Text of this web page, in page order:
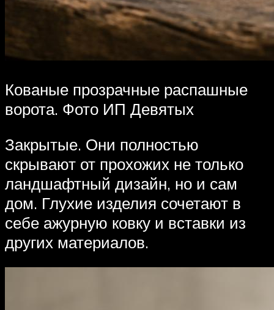
Кованые прозрачные распашные
ворота. Фото ИП Девятых
Закрытые. Они полностью
скрывают от прохожих не только
ландшафтный дизайн, но и сам
дом. Глухие изделия сочетают в
себе ажурную ковку и вставки из
других материалов.